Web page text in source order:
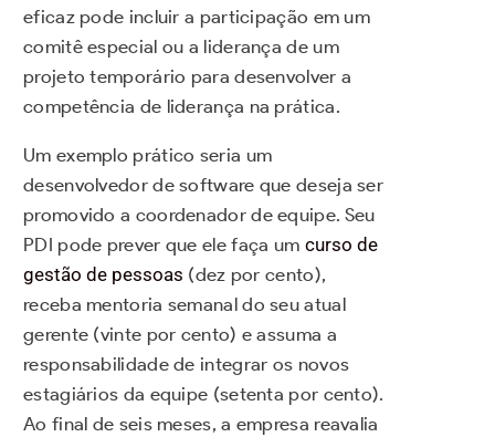
eficaz pode incluir a participação em um
comitê especial ou a liderança de um
projeto temporário para desenvolver a
competência de liderança na prática.
Um exemplo prático seria um
desenvolvedor de software que deseja ser
promovido a coordenador de equipe. Seu
PDI pode prever que ele faça um curso de
gestão de pessoas (dez por cento),
receba mentoria semanal do seu atual
gerente (vinte por cento) e assuma a
responsabilidade de integrar os novos
estagiários da equipe (setenta por cento).
Ao final de seis meses, a empresa reavalia